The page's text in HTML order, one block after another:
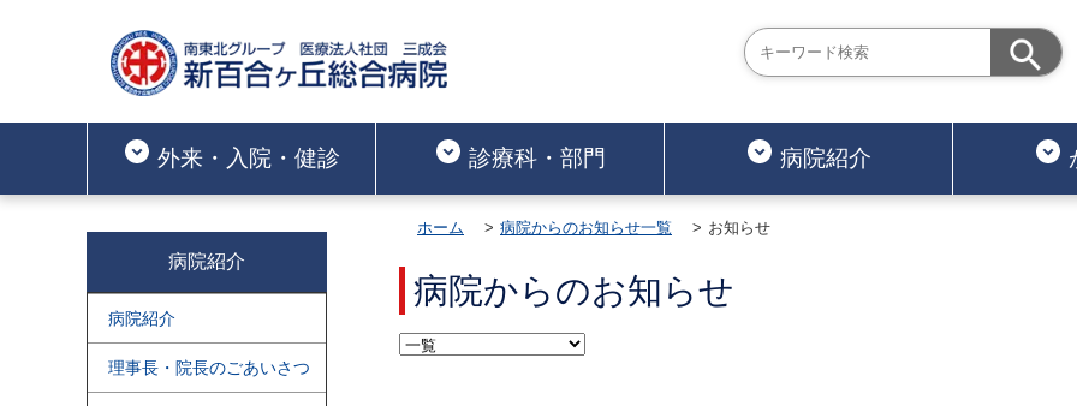
外来・入院・健診 診療科・部門 病院紹介
病院紹介
病院紹介
理事長・院長のごあいさつ
ホーム 病院からのお知らせ一覧 お知らせ
病院からのお知らせ